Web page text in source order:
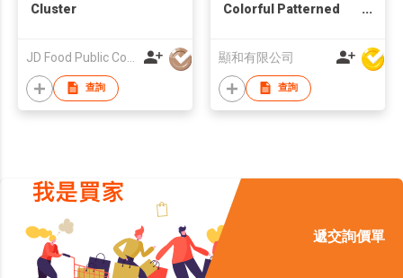
Cluster
查詢
Colorful Patterned
顯和有限公司
查詢
遞交詢價單